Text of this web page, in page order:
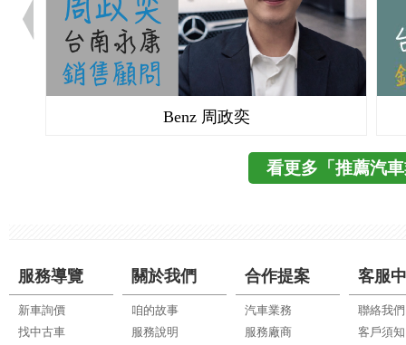
Benz 周政奕
看更多「推薦汽
服務導覽
新車詢價
找中古車
關於我們
咱的故事
服務說明
合作提案
汽車業務
服務廠商
客服
聯絡我們
客戶須知